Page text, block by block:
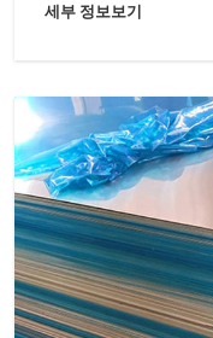
세부 정보보기